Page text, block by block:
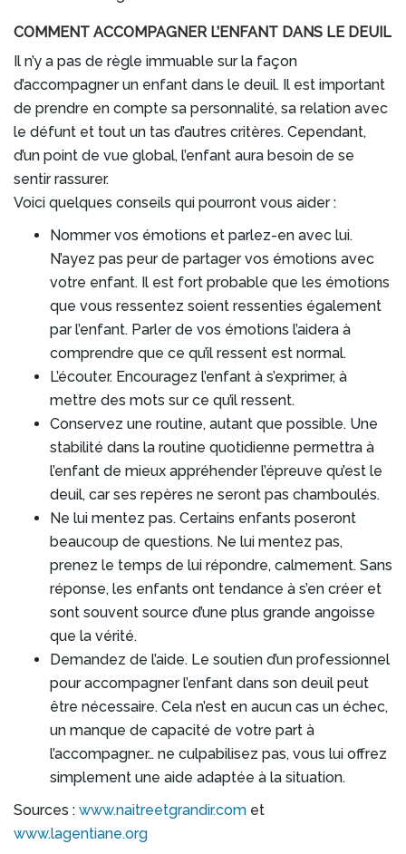
COMMENT ACCOMPAGNER L’ENFANT DANS LE DEUIL
Il n’y a pas de règle immuable sur la façon
d’accompagner un enfant dans le deuil. Il est important
de prendre en compte sa personnalité, sa relation avec
le défunt et tout un tas d’autres critères. Cependant,
d’un point de vue global, l’enfant aura besoin de se
sentir rassurer.
Voici quelques conseils qui pourront vous aider :
Nommer vos émotions et parlez-en avec lui.
N’ayez pas peur de partager vos émotions avec
votre enfant. Il est fort probable que les émotions
que vous ressentez soient ressenties également
par l’enfant. Parler de vos émotions l’aidera à
comprendre que ce qu’il ressent est normal.
L’écouter. Encouragez l’enfant à s’exprimer, à
mettre des mots sur ce qu’il ressent.
Conservez une routine, autant que possible. Une
stabilité dans la routine quotidienne permettra à
l’enfant de mieux appréhender l’épreuve qu’est le
deuil, car ses repères ne seront pas chamboulés.
Ne lui mentez pas. Certains enfants poseront
beaucoup de questions. Ne lui mentez pas,
prenez le temps de lui répondre, calmement. Sans
réponse, les enfants ont tendance à s’en créer et
sont souvent source d’une plus grande angoisse
que la vérité.
Demandez de l’aide. Le soutien d’un professionnel
pour accompagner l’enfant dans son deuil peut
être nécessaire. Cela n’est en aucun cas un échec,
un manque de capacité de votre part à
l’accompagner… ne culpabilisez pas, vous lui offrez
simplement une aide adaptée à la situation.
Sources : www.naitreetgrandir.com et
www.lagentiane.org